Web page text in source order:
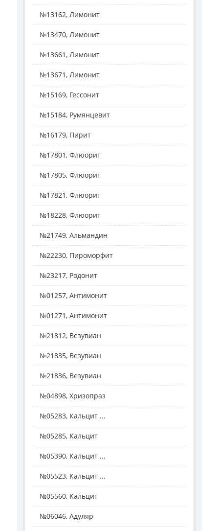
№13162, Лимонит
№13470, Лимонит
№13661, Лимонит
№13671, Лимонит
№15169, Гессонит
№15184, Румянцевит
№16179, Пирит
№17801, Флюорит
№17805, Флюорит
№17821, Флюорит
№18228, Флюорит
№21749, Альмандин
№22230, Пироморфит
№23217, Родонит
№01257, Антимонит
№01271, Антимонит
№21812, Везувиан
№21835, Везувиан
№21836, Везувиан
№04898, Хризопраз
№05283, Кальцит ...
№05285, Кальцит
№05390, Кальцит ...
№05523, Кальцит ...
№05560, Кальцит
№06046, Адуляр